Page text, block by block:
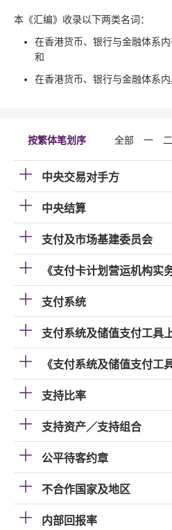
本《汇编》收录以下两类名词：
在香港货币、银行与金融体系
和
在香港货币、银行与金融体系
按繁体笔划序 全部 一 二
中央交易对手方
中央结算
支付及市场基建委员会
《支付卡计划营运机构实
支付系统
支付系统及储值支付工具
《支付系统及储值支付工
支持比率
支持资产／支持组合
公平待客约章
不合作国家及地区
内部回报率